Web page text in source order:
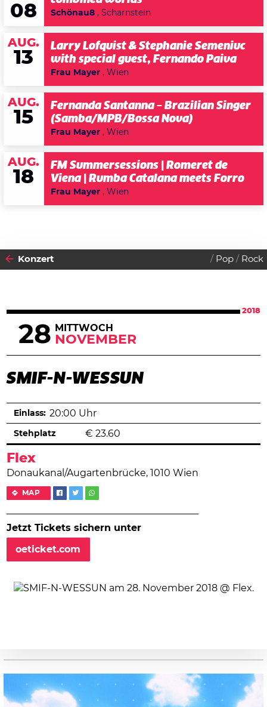
08 Schönau8 , Scharnstein
AUG.
13
Larry Lofquist & Stephanie Semeniuc
with special guest, Fernando Paiva
Frau Mayer , Wien
AUG.
15
Fernanda Santanna – Brazilian Singer
(Samba/MPB/Bossa Nova)
Frau Mayer , Wien
AUG.
18
FM Summersessions | Romeret de
Viena | Rumba Catalana meets Forro
Frau Mayer , Wien
Konzert Pop Rock
2018
28 MITTWOCH
NOVEMBER
SMIF-N-WESSUN
Flex
Donaukanal/Augartenbrücke, 1010 Wien
MAP
Jetzt Tickets sichern unter
oeticket.com
Einlass: 20:00 Uhr
Stehplatz € 23.60